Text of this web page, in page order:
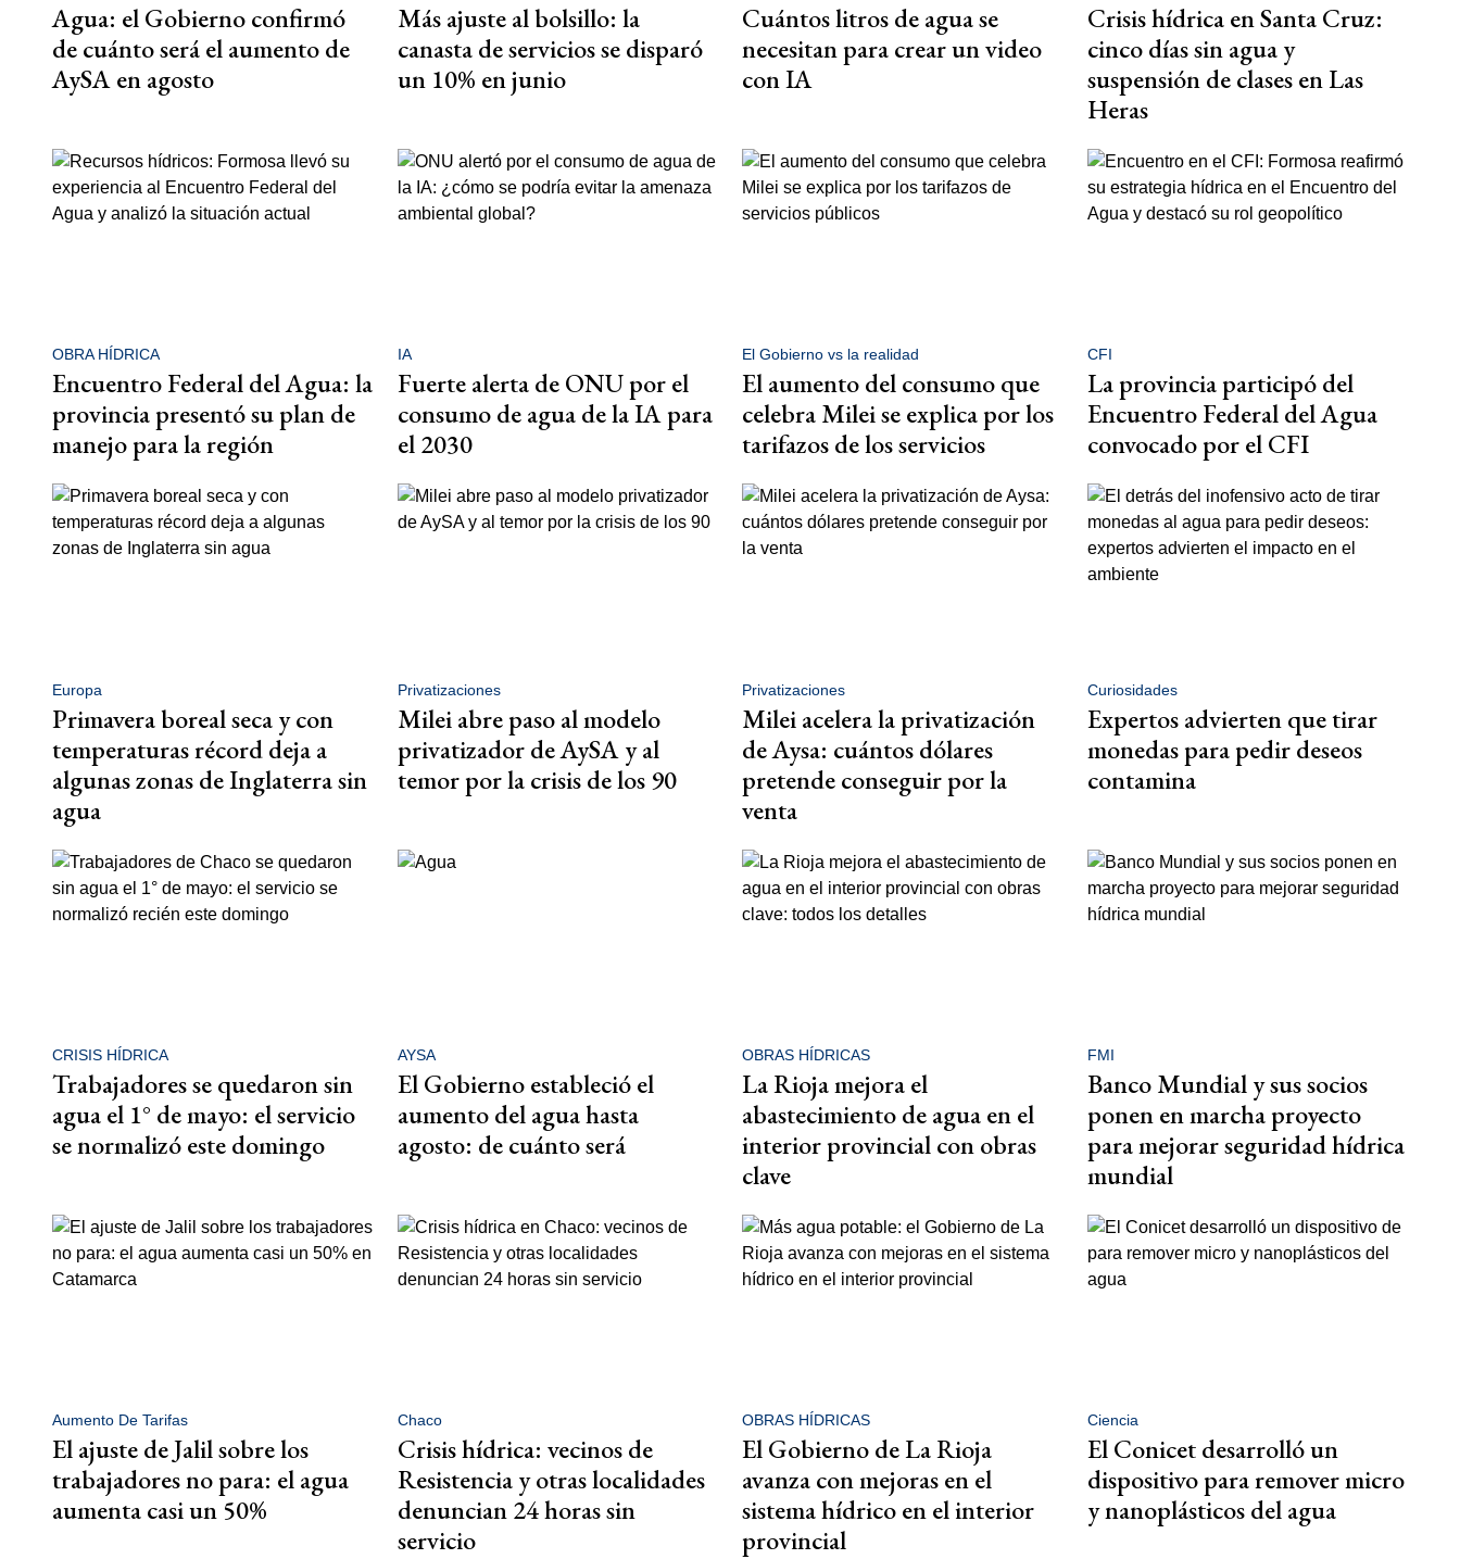
Agua: el Gobierno confirmó
de cuánto será el aumento de
AySA en agosto
Más ajuste al bolsillo: la
canasta de servicios se disparó
un 10% en junio
Cuántos litros de agua se
necesitan para crear un video
con IA
Crisis hídrica en Santa Cruz:
cinco días sin agua y
suspensión de clases en Las
Heras
OBRA HÍDRICA
Encuentro Federal del Agua: la
provincia presentó su plan de
manejo para la región
IA
Fuerte alerta de ONU por el
consumo de agua de la IA para
el 2030
El Gobierno vs la realidad
El aumento del consumo que
celebra Milei se explica por los
tarifazos de los servicios
CFI
La provincia participó del
Encuentro Federal del Agua
convocado por el CFI
Europa
Primavera boreal seca y con
temperaturas récord deja a
algunas zonas de Inglaterra sin
agua
Privatizaciones
Milei abre paso al modelo
privatizador de AySA y al
temor por la crisis de los 90
Privatizaciones
Milei acelera la privatización
de Aysa: cuántos dólares
pretende conseguir por la
venta
Curiosidades
Expertos advierten que tirar
monedas para pedir deseos
contamina
CRISIS HÍDRICA
Trabajadores se quedaron sin
agua el 1° de mayo: el servicio
se normalizó este domingo
AYSA
El Gobierno estableció el
aumento del agua hasta
agosto: de cuánto será
OBRAS HÍDRICAS
La Rioja mejora el
abastecimiento de agua en el
interior provincial con obras
clave
FMI
Banco Mundial y sus socios
ponen en marcha proyecto
para mejorar seguridad hídrica
mundial
Aumento De Tarifas
El ajuste de Jalil sobre los
trabajadores no para: el agua
aumenta casi un 50%
Chaco
Crisis hídrica: vecinos de
Resistencia y otras localidades
denuncian 24 horas sin
servicio
OBRAS HÍDRICAS
El Gobierno de La Rioja
avanza con mejoras en el
sistema hídrico en el interior
provincial
Ciencia
El Conicet desarrolló un
dispositivo para remover micro
y nanoplásticos del agua